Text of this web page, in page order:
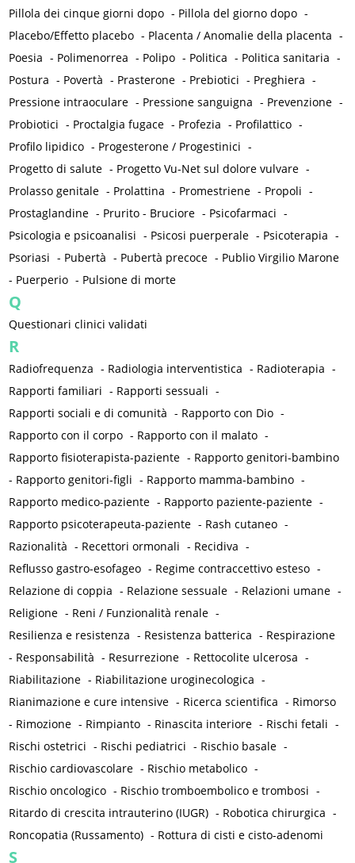
Pillola dei cinque giorni dopo - Pillola del giorno dopo -
Placebo/Effetto placebo - Placenta / Anomalie della placenta -
Poesia - Polimenorrea - Polipo - Politica - Politica sanitaria -
Postura - Povertà - Prasterone - Prebiotici - Preghiera -
Pressione intraoculare - Pressione sanguigna - Prevenzione -
Probiotici - Proctalgia fugace - Profezia - Profilattico -
Profilo lipidico - Progesterone / Progestinici -
Progetto di salute - Progetto Vu-Net sul dolore vulvare -
Prolasso genitale - Prolattina - Promestriene - Propoli -
Prostaglandine - Prurito - Bruciore - Psicofarmaci -
Psicologia e psicoanalisi - Psicosi puerperale - Psicoterapia -
Psoriasi - Pubertà - Pubertà precoce - Publio Virgilio Marone
- Puerperio - Pulsione di morte
Q
Questionari clinici validati
R
Radiofrequenza - Radiologia interventistica - Radioterapia -
Rapporti familiari - Rapporti sessuali -
Rapporti sociali e di comunità - Rapporto con Dio -
Rapporto con il corpo - Rapporto con il malato -
Rapporto fisioterapista-paziente - Rapporto genitori-bambino
- Rapporto genitori-figli - Rapporto mamma-bambino -
Rapporto medico-paziente - Rapporto paziente-paziente -
Rapporto psicoterapeuta-paziente - Rash cutaneo -
Razionalità - Recettori ormonali - Recidiva -
Reflusso gastro-esofageo - Regime contraccettivo esteso -
Relazione di coppia - Relazione sessuale - Relazioni umane -
Religione - Reni / Funzionalità renale -
Resilienza e resistenza - Resistenza batterica - Respirazione
- Responsabilità - Resurrezione - Rettocolite ulcerosa -
Riabilitazione - Riabilitazione uroginecologica -
Rianimazione e cure intensive - Ricerca scientifica - Rimorso
- Rimozione - Rimpianto - Rinascita interiore - Rischi fetali -
Rischi ostetrici - Rischi pediatrici - Rischio basale -
Rischio cardiovascolare - Rischio metabolico -
Rischio oncologico - Rischio tromboembolico e trombosi -
Ritardo di crescita intrauterino (IUGR) - Robotica chirurgica -
Roncopatia (Russamento) - Rottura di cisti e cisto-adenomi
S